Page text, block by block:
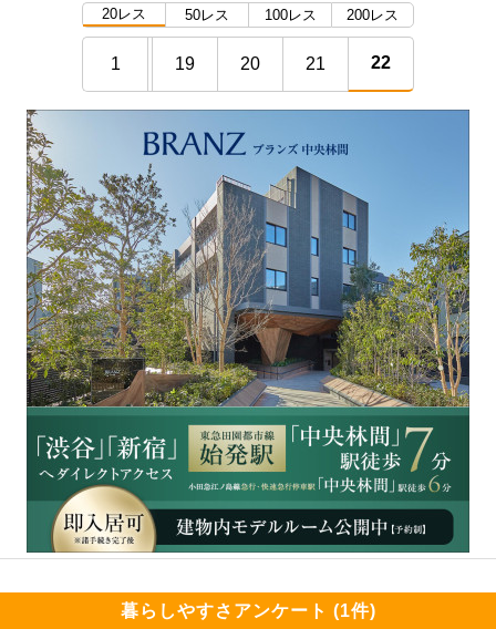
20レス 50レス 100レス 200レス
1 19 20 21 22
暮らしやすさアンケート (1件)